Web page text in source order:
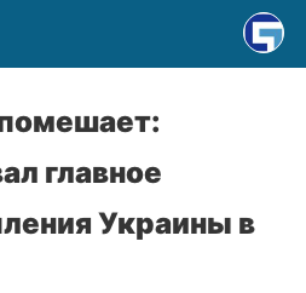
главное
Украины в